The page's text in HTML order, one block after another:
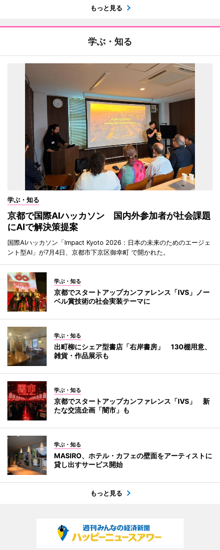
もっと見る
学ぶ・知る
学ぶ・知る
京都で国際AIハッカソン 国内外参加者が社会課題
にAIで解決策提案
国際AIハッカソン「Impact Kyoto 2026：日本の未来のためのエージェ
ント型AI」が7月4日、京都市下京区御幸町 で開かれた。
学ぶ・知る
京都でスタートアップカンファレンス「IVS」ノー
ベル賞技術の社会実装テーマに
学ぶ・知る
出町柳にシェア型書店「右岸書房」 130棚用意、
雑貨・作品展示も
学ぶ・知る
京都でスタートアップカンファレンス「IVS」 新
たな交流企画「闇市」も
学ぶ・知る
MASIRO、ホテル・カフェの壁面をアーティストに
貸し出すサービス開始
もっと見る